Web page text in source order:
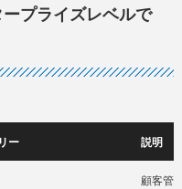
プライズレベルで
ー 説明
顧客管